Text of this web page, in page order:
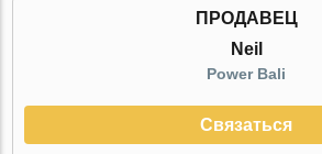
ПРОДАВЕЦ
Neil
Power Bali
Связаться